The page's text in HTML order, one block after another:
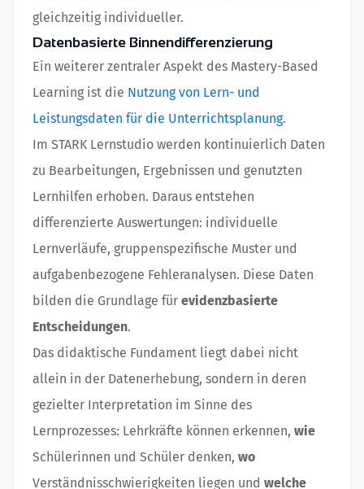
gleichzeitig individueller.
Datenbasierte Binnendifferenzierung
Ein weiterer zentraler Aspekt des Mastery-Based
Learning ist die Nutzung von Lern- und
Leistungsdaten für die Unterrichtsplanung.
Im STARK Lernstudio werden kontinuierlich Daten
zu Bearbeitungen, Ergebnissen und genutzten
Lernhilfen erhoben. Daraus entstehen
differenzierte Auswertungen: individuelle
Lernverläufe, gruppenspezifische Muster und
aufgabenbezogene Fehleranalysen. Diese Daten
bilden die Grundlage für evidenzbasierte
Entscheidungen.
Das didaktische Fundament liegt dabei nicht
allein in der Datenerhebung, sondern in deren
gezielter Interpretation im Sinne des
Lernprozesses: Lehrkräfte können erkennen, wie
Schülerinnen und Schüler denken, wo
Verständnisschwierigkeiten liegen und welche